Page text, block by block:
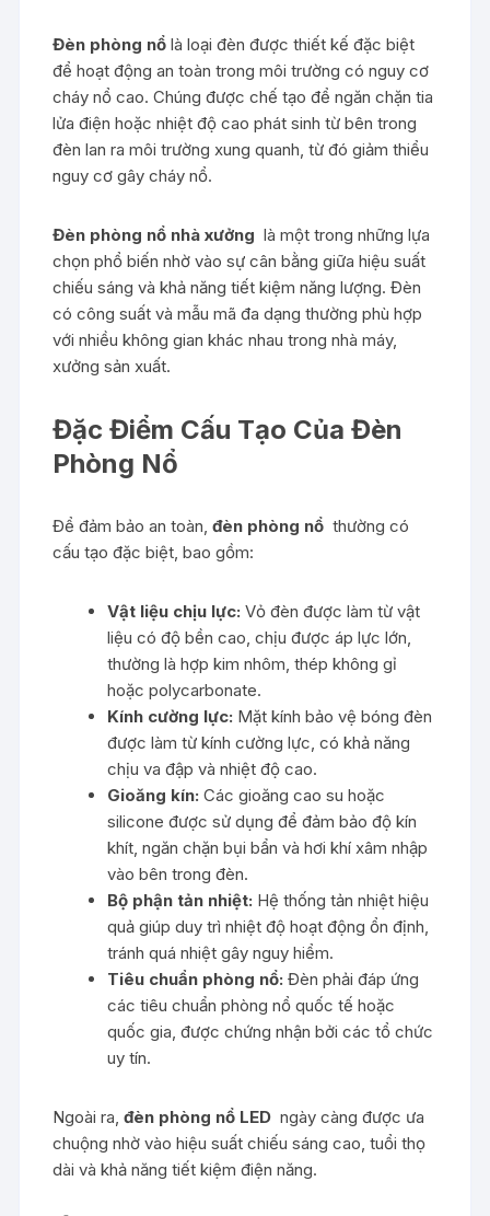
Đèn phòng nổ là loại đèn được thiết kế đặc biệt
để hoạt động an toàn trong môi trường có nguy cơ
cháy nổ cao. Chúng được chế tạo để ngăn chặn tia
lửa điện hoặc nhiệt độ cao phát sinh từ bên trong
đèn lan ra môi trường xung quanh, từ đó giảm thiểu
nguy cơ gây cháy nổ.
Đèn phòng nổ nhà xưởng là một trong những lựa
chọn phổ biến nhờ vào sự cân bằng giữa hiệu suất
chiếu sáng và khả năng tiết kiệm năng lượng. Đèn
có công suất và mẫu mã đa dạng thường phù hợp
với nhiều không gian khác nhau trong nhà máy,
xưởng sản xuất.
Đặc Điểm Cấu Tạo Của Đèn
Phòng Nổ
Để đảm bảo an toàn,đèn phòng nổ thường có
cấu tạo đặc biệt, bao gồm:
Vật liệu chịu lực: Vỏ đèn được làm từ vật
liệu có độ bền cao, chịu được áp lực lớn,
thường là hợp kim nhôm, thép không gỉ
hoặc polycarbonate.
Kính cường lực: Mặt kính bảo vệ bóng đèn
được làm từ kính cường lực, có khả năng
chịu va đập và nhiệt độ cao.
Gioăng kín: Các gioăng cao su hoặc
silicone được sử dụng để đảm bảo độ kín
khít, ngăn chặn bụi bẩn và hơi khí xâm nhập
vào bên trong đèn.
Bộ phận tản nhiệt: Hệ thống tản nhiệt hiệu
quả giúp duy trì nhiệt độ hoạt động ổn định,
tránh quá nhiệt gây nguy hiểm.
Tiêu chuẩn phòng nổ: Đèn phải đáp ứng
các tiêu chuẩn phòng nổ quốc tế hoặc
quốc gia, được chứng nhận bởi các tổ chức
uy tín.
Ngoài ra,đèn phòng nổ LED ngày càng được ưa
chuộng nhờ vào hiệu suất chiếu sáng cao, tuổi thọ
dài và khả năng tiết kiệm điện năng.